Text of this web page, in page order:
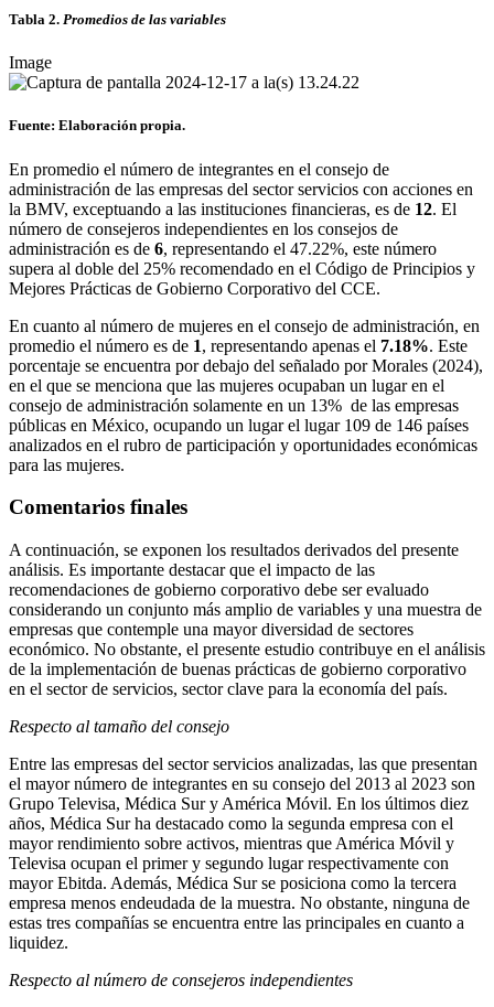
Tabla 2. Promedios de las variables
Image
Fuente: Elaboración propia.
En promedio el número de integrantes en el consejo de
administración de las empresas del sector servicios con acciones en
la BMV, exceptuando a las instituciones financieras, es de 12. El
número de consejeros independientes en los consejos de
administración es de 6, representando el 47.22%, este número
supera al doble del 25% recomendado en el Código de Principios y
Mejores Prácticas de Gobierno Corporativo del CCE.
En cuanto al número de mujeres en el consejo de administración, en
promedio el número es de 1, representando apenas el 7.18%. Este
porcentaje se encuentra por debajo del señalado por Morales (2024),
en el que se menciona que las mujeres ocupaban un lugar en el
consejo de administración solamente en un 13% de las empresas
públicas en México, ocupando un lugar el lugar 109 de 146 países
analizados en el rubro de participación y oportunidades económicas
para las mujeres.
Comentarios finales
A continuación, se exponen los resultados derivados del presente
análisis. Es importante destacar que el impacto de las
recomendaciones de gobierno corporativo debe ser evaluado
considerando un conjunto más amplio de variables y una muestra de
empresas que contemple una mayor diversidad de sectores
económico. No obstante, el presente estudio contribuye en el análisis
de la implementación de buenas prácticas de gobierno corporativo
en el sector de servicios, sector clave para la economía del país.
Respecto al tamaño del consejo
Entre las empresas del sector servicios analizadas, las que presentan
el mayor número de integrantes en su consejo del 2013 al 2023 son
Grupo Televisa, Médica Sur y América Móvil. En los últimos diez
años, Médica Sur ha destacado como la segunda empresa con el
mayor rendimiento sobre activos, mientras que América Móvil y
Televisa ocupan el primer y segundo lugar respectivamente con
mayor Ebitda. Además, Médica Sur se posiciona como la tercera
empresa menos endeudada de la muestra. No obstante, ninguna de
estas tres compañías se encuentra entre las principales en cuanto a
liquidez.
Respecto al número de consejeros independientes